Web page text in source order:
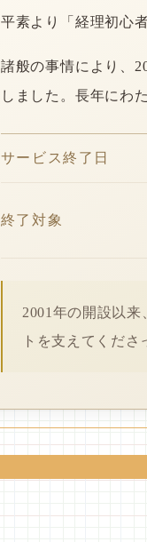
平素より「経理初心
諸般の事情により、
しました。長年にわ
サービス終了日
終了対象
2001年の開設以
トを支えてくだ